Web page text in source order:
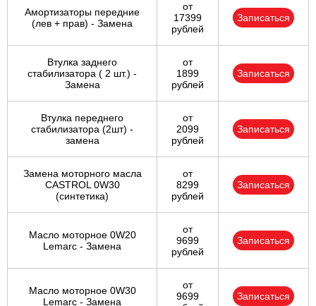
Амортизаторы передние
(лев + прав) - Замена
от
17399
рублей
Записаться
Втулка заднего
стабилизатора ( 2 шт.) -
Замена
от
1899
рублей
Записаться
Втулка переднего
стабилизатора (2шт) -
замена
от
2099
рублей
Записаться
Замена моторного масла
CASTROL 0W30
(синтетика)
от
8299
рублей
Записаться
Масло моторное 0W20
Lemarc - Замена
от
9699
рублей
Записаться
Масло моторное 0W30
Lemarc - Замена
от
9699
Записаться